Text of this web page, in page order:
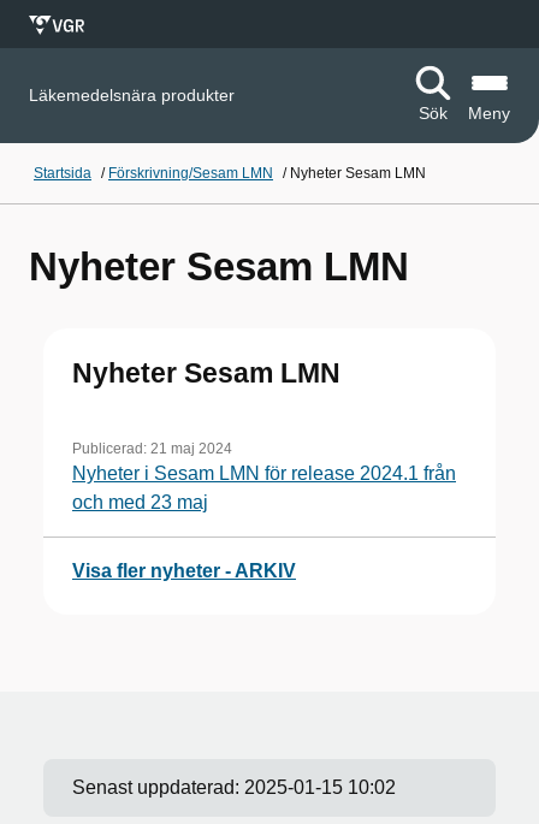
Läkemedelsnära produkter
Sök
Meny
Startsida / Förskrivning/Sesam LMN / Nyheter Sesam LMN
Nyheter Sesam LMN
Nyheter Sesam LMN
Publicerad: 21 maj 2024
Nyheter i Sesam LMN för release 2024.1 från
och med 23 maj
Visa fler nyheter - ARKIV
Senast uppdaterad: 2025-01-15 10:02